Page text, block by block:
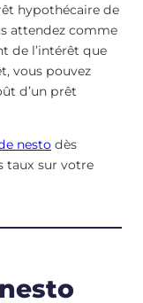
hypothécaire de
attendez comme
de l’intérêt que
vous pouvez
d’un prêt
nesto dès
taux sur votre